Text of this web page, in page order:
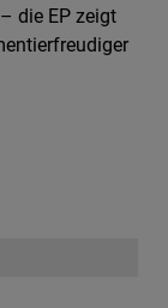
die EP zeigt